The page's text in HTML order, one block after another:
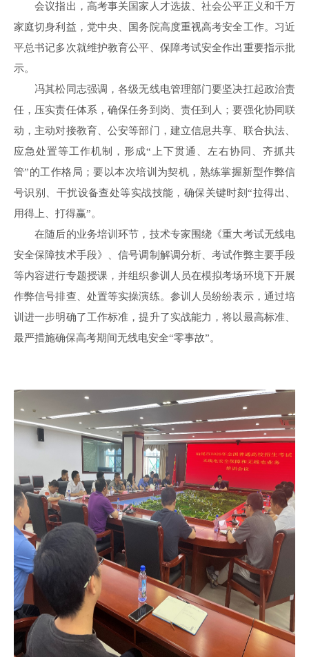
会议指出，高考事关国家人才选拔、社会公平正义和千万
家庭切身利益，党中央、国务院高度重视高考安全工作。习近
平总书记多次就维护教育公平、保障考试安全作出重要指示批
示。
冯其松同志强调，各级无线电管理部门要坚决扛起政治责
任，压实责任体系，确保任务到岗、责任到人；要强化协同联
动，主动对接教育、公安等部门，建立信息共享、联合执法、
应急处置等工作机制，形成“上下贯通、左右协同、齐抓共
管”的工作格局；要以本次培训为契机，熟练掌握新型作弊信
号识别、干扰设备查处等实战技能，确保关键时刻“拉得出、
用得上、打得赢”。
在随后的业务培训环节，技术专家围绕《重大考试无线电
安全保障技术手段》、信号调制解调分析、考试作弊主要手段
等内容进行专题授课，并组织参训人员在模拟考场环境下开展
作弊信号排查、处置等实操演练。参训人员纷纷表示，通过培
训进一步明确了工作标准，提升了实战能力，将以最高标准、
最严措施确保高考期间无线电安全“零事故”。